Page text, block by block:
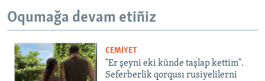
Oqumağa devam etiñiz
CEMİYET
"Er şeyni eki künde taşlap kettim".
Seferberlik qorqusı rusiyelilerni